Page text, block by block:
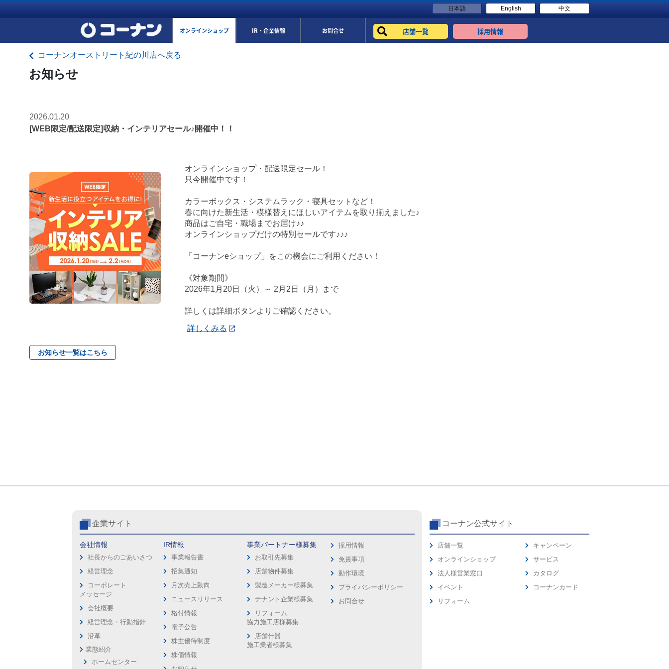
日本語 English 中文
オンラインショップ IR・企業情報 お問合せ 店舗一覧 採用情報
コーナンオーストリート紀の川店へ戻る
お知らせ
2026.01.20
[WEB限定/配送限定]収納・インテリアセール♪開催中！！
オンラインショップ・配送限定セール！
只今開催中です！
カラーボックス・システムラック・寝具セットなど！
春に向けた新生活・模様替えにほしいアイテムを取り揃えました♪
商品はご自宅・職場までお届け♪♪
オンラインショップだけの特別セールです♪♪♪
「コーナンeショップ」をこの機会にご利用ください！
《対象期間》
2026年1月20日（火）～ 2月2日（月）まで
詳しくは詳細ボタンよりご確認ください。
詳しくみる
お知らせ一覧はこちら
企業サイト
会社情報
社長からのごあいさつ
経営理念
コーポレート
メッセージ
会社概要
経営理念・行動指針
沿革
業態紹介
ホームセンター
IR情報
事業報告書
招集通知
月次売上動向
ニュースリリース
格付情報
電子公告
株主優待制度
株価情報
事業パートナー様募集
お取引先募集
店舗物件募集
製造メーカー様募集
テナント企業様募集
リフォーム
協力施工店様募集
店舗什器
施工業者様募集
採用情報
免責事項
動作環境
プライバシーポリシー
お問合せ
コーナン公式サイト
店舗一覧
オンラインショップ
法人様営業窓口
イベント
リフォーム
キャンペーン
サービス
カタログ
コーナンカード